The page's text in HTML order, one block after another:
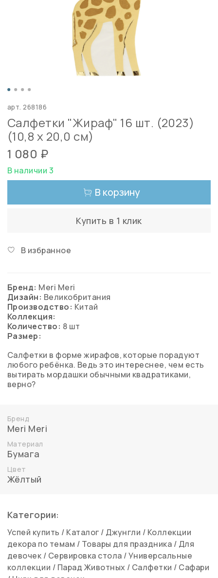
арт.268186
Салфетки "Жираф" 16 шт. (2023)
(10,8 x 20,0 см)
1 080 ₽
В наличии 3
В корзину
Купить в 1 клик
В избранное
Бренд: Meri Meri
Дизайн: Великобритания
Производство: Китай
Коллекция:
Количество: 8 шт
Размер:
Салфетки в форме жирафов, которые порадуют
любого ребёнка. Ведь это интереснее, чем есть
вытирать мордашки обычными квадратиками,
верно?
Бренд
Meri Meri
Материал
Бумага
Цвет
Жёлтый
Категории:
Успей купить / Каталог / Джунгли / Коллекции
декора по темам / Товары для праздника / Для
девочек / Сервировка стола /Универсальные
коллекции / Парад Животных / Салфетки / Сафари